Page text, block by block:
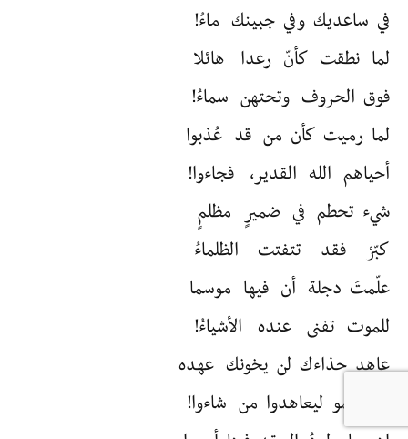
في ساعديك وفي جبينك ماءُ!
لما نطقت كأنّ رعدا هائلا
فوق الحروف وتحتهن سماءُ!
لما رميت كأن من قد عُذبوا
أحياهم الله القدير، فجاءوا!
شيء تحطم في ضميرٍ مظلمٍ
كبّرْ فقد تتفتت الظلماءُ
علّمتَ دجلة أن فيها موسما
للموت تفنى عنده الأشياءُ!
عاهد حذاءك لن يخونك عهده
واتركهمو ليعاهدوا من شاءوا!